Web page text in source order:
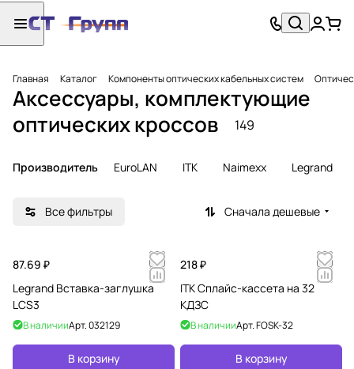
Главная Каталог Компоненты оптических кабельных систем
Аксессуары, комплектующие
оптических кроссов
149
Производитель EuroLAN ITK Naimexx Legrand
Все фильтры Сначала дешевые
87.69 ₽
Legrand Вставка-заглушка
LCS3
В наличииАрт.032129
В корзину
218 ₽
ITK Cплайс-кассета на 32
КДЗС
В наличииАрт.FOSK-32
В корзину